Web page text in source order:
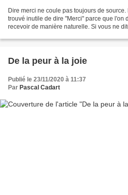
Dire merci ne coule pas toujours de
trouvé inutile de dire "Merci" parce que l'on
recevoir de manière naturelle. Si vous ne
De la peur à la joie
Publié le 23/11/2020 à 11:37
Par Pascal Cadart